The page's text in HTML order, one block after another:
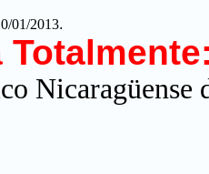
01/2013.
Nicaragüense